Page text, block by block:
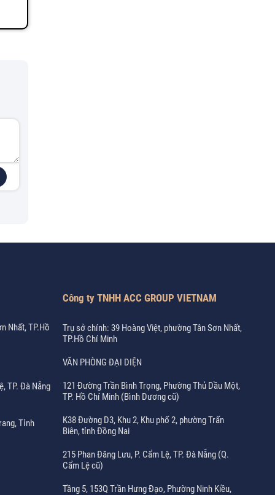
Nhất, TP.Hồ
TP. Đà Nẵng
Tỉnh
Công ty TNHH ACC GROUP VIETNAM
Trụ sở chính: 39 Hoàng Việt, phường Tân Sơn Nhất,
TP.Hồ Chí Minh
VĂN PHÒNG ĐẠI DIỆN
121 Đường Trần Bình Trọng, Phường Thủ Dầu Một,
TP. Hồ Chí Minh (Bình Dương cũ)
K38 Đường D3, Khu 2, Khu phố 2, phường Trấn
Biên, tỉnh Đồng Nai
215 Phan Đăng Lưu, P. Cẩm Lệ, TP. Đà Nẵng (Q.
Cẩm Lệ cũ)
Tầng 5, 153Q Trần Hưng Đạo, Phường Ninh Kiều,